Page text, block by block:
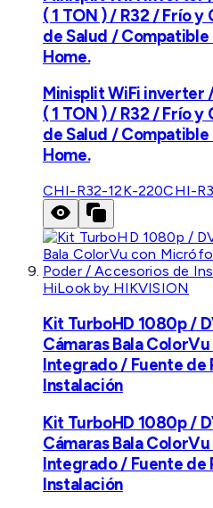
( 1 TON ) / R32 / Frío
de Salud /
Home.
Minisplit WiFi inverter
( 1 TON ) / R32 / Frío
de Salud /
Home.
CHI-R32-12K-220CHI-
HiLook by HIKVISION
Kit TurboHD 1080p /
Cámaras Bala
Integrado / Fuente de
Instalación
Kit TurboHD 1080p /
Cámaras Bala
Integrado / Fuente de
Instalación